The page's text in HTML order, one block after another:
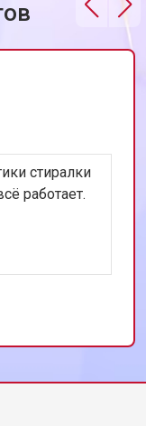
стиралки
работает.